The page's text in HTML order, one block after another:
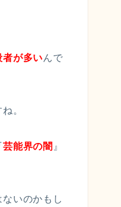
者が多いんで
。
芸能界の闇 』
ないのかもし